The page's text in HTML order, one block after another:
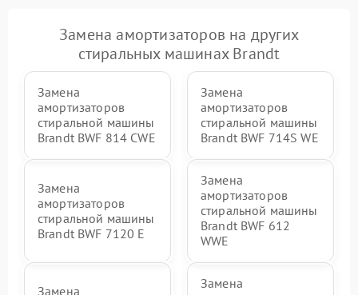
Замена амортизаторов на других
стиральных машинах Brandt
Замена
амортизаторов
стиральной машины
Brandt BWF 814 CWE
Замена
амортизаторов
стиральной машины
Brandt BWF 714S WE
Замена
амортизаторов
стиральной машины
Brandt BWF 7120 E
Замена
амортизаторов
стиральной машины
Brandt BWF 612
WWE
Замена
Замена